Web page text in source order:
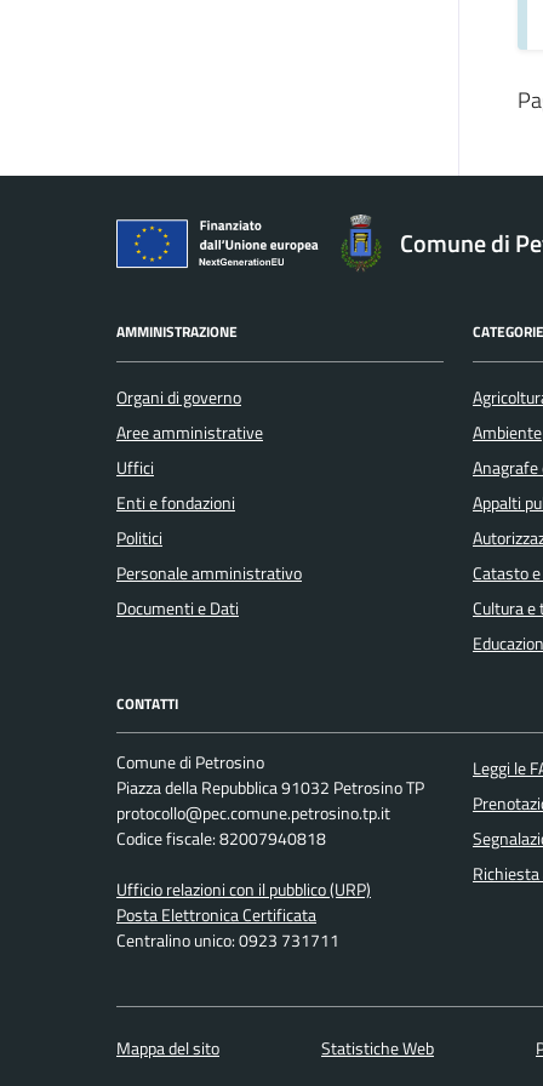
Comune di
AMMINISTRAZIONE
Organi di governo
Aree amministrative
Uffici
Enti e fondazioni
Politici
Personale amministrativo
Documenti e Dati
Ambiente
Appalti
Catasto
Cultura e
CONTATTI
Comune di Petrosino
Piazza della Repubblica 91032 Petrosino TP
protocollo@pec.comune.petrosino.tp.it
Codice fiscale: 82007940818
Ufficio relazioni con il pubblico (URP)
Posta Elettronica Certificata
Centralino unico: 0923 731711
Leggi le
Mappa del sito Statistiche Web